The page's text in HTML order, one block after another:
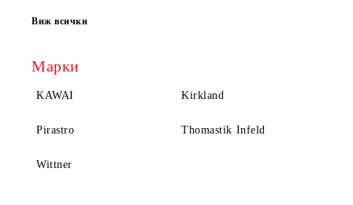
Виж всички
Марки
KAWAI Kirkland
Pirastro Thomastik Infeld
Wittner